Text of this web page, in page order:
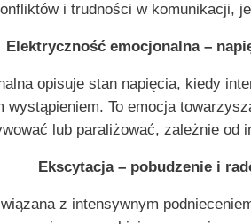
i trudności w komunikacji,
Elektryczność emocjonalna –
opisuje stan napięcia, kiedy
wystąpieniem. To emocja
lub paraliżować, zależnie od
Ekscytacja – pobudzenie i
z intensywnym